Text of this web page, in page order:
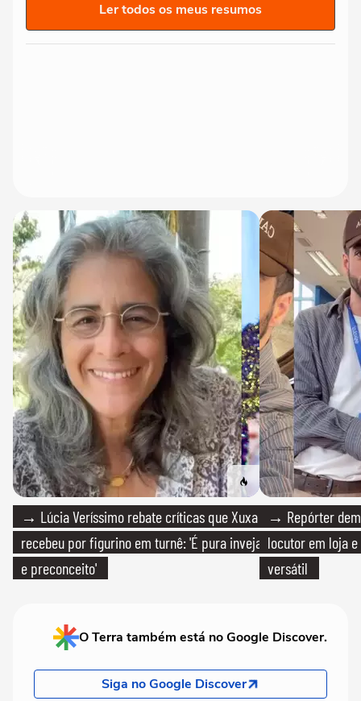
Ler todos os meus resumos
→ Lúcia Veríssimo rebate críticas que Xuxa
recebeu por figurino em turnê: 'É pura inveja
e preconceito'
→ Repórter
locutor em loja
versátil
O Terra também está no Google Discover.
Siga no Google Discover